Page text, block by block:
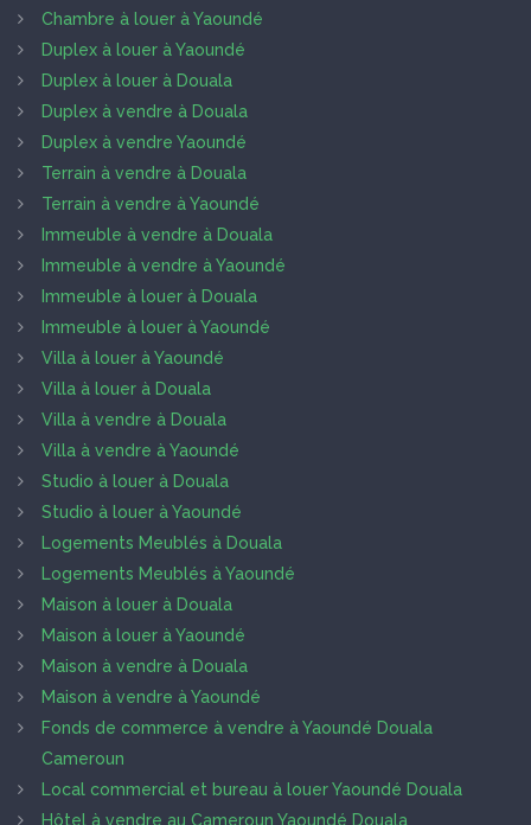
Chambre à louer à Yaoundé
Duplex à louer à Yaoundé
Duplex à louer à Douala
Duplex à vendre à Douala
Duplex à vendre Yaoundé
Terrain à vendre à Douala
Terrain à vendre à Yaoundé
Immeuble à vendre à Douala
Immeuble à vendre à Yaoundé
Immeuble à louer à Douala
Immeuble à louer à Yaoundé
Villa à louer à Yaoundé
Villa à louer à Douala
Villa à vendre à Douala
Villa à vendre à Yaoundé
Studio à louer à Douala
Studio à louer à Yaoundé
Logements Meublés à Douala
Logements Meublés à Yaoundé
Maison à louer à Douala
Maison à louer à Yaoundé
Maison à vendre à Douala
Maison à vendre à Yaoundé
Fonds de commerce à vendre à Yaoundé Douala
Cameroun
Local commercial et bureau à louer Yaoundé Douala
Hôtel à vendre au Cameroun Yaoundé Douala